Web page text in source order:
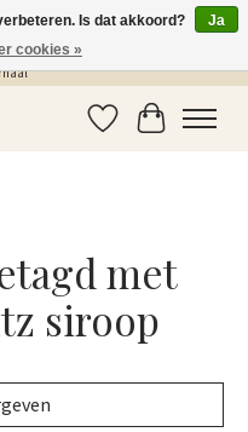
dé plek voor MONIN siropen, bar
Verlanglijst
met
siroop
Is dat akkoord?
Ja
cookies »